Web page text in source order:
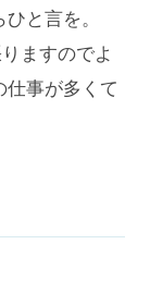
と言を。
ますのでよ
仕事が多くて